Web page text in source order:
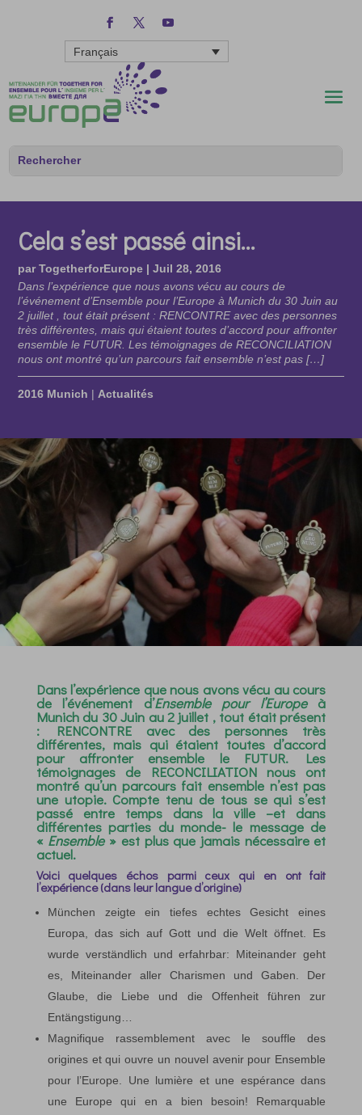
Français
Cela s’est passé ainsi…
parTogetherforEurope |Juil 28, 2016
Dans l’expérience que nous avons vécu au cours de
l’événement d’Ensemble pour l’Europe à Munich du 30 Juin au
2 juillet , tout était présent : RENCONTRE avec des personnes
très différentes, mais qui étaient toutes d’accord pour affronter
ensemble le FUTUR. Les témoignages de RECONCILIATION
nous ont montré qu’un parcours fait ensemble n’est pas […]
2016 Munich | Actualités
Dans l’expérience que nous avons vécu au cours
de l’événement d’Ensemble pour l’Europeà
Munich du 30 Juin au 2 juillet , tout était présent
:RENCONTREavec des personnes très
différentes, mais qui étaient toutes d’accord
pour affronter ensemble le FUTUR. Les
témoignages de RECONCILIATIONnous ont
montré qu’un parcours fait ensemble n’est pas
une utopie. Compte tenu de tous se qui s’est
passé entre temps dans la ville –et dans
différentes parties du monde- le message de
« Ensemble» est plus que jamais nécessaire et
actuel.
Voici quelques échos parmi ceux qui en ont fait
l’expérience (dans leur langue d’origine)
München zeigte ein tiefes echtes Gesicht eines
Europa, das sich auf Gott und die Welt öffnet. Es
wurde verständlich und erfahrbar: Miteinander geht
es, Miteinander aller Charismen und Gaben. Der
Glaube, die Liebe und die Offenheit führen zur
Entängstigung…
Magnifique rassemblement avec le souffle des
origines et qui ouvre un nouvel avenir pour Ensemble
pour l’Europe. Une lumière et une espérance dans
une Europe qui en a bien besoin! Remarquable